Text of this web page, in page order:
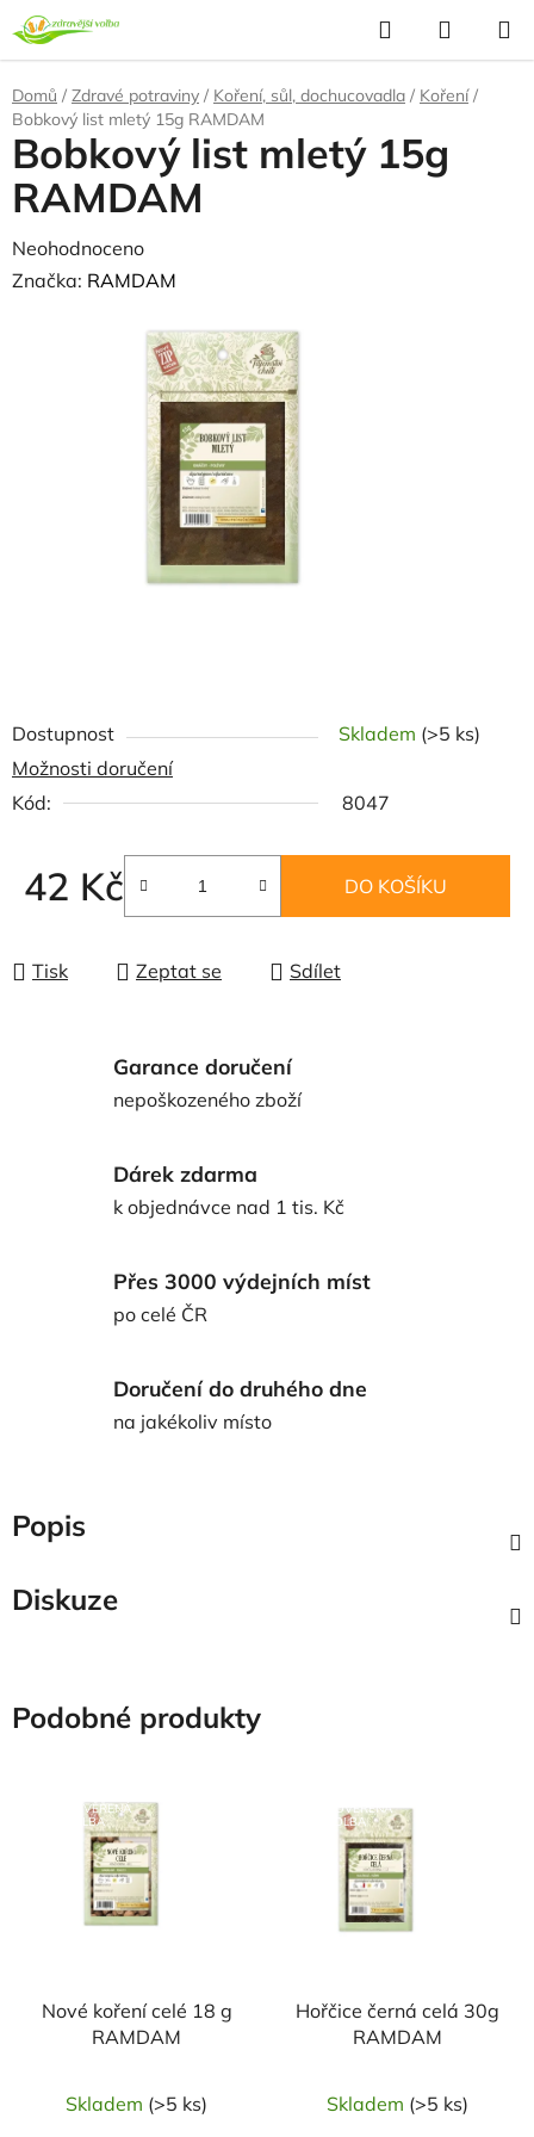
Přejít
na
obsah
Hledat
KOŠÍK
Domů / Zdravé potraviny / Koření, sůl, dochucovadla / Koření /
Bobkový list mletý 15g RAMDAM
Dostupnost Skladem (>5 ks)
Možnosti doručení
Kód:
8047
42 Kč
Měrná cena:
DO KOŠÍKU
Tisk Zeptat se Sdílet
Bobkový list mletý 15g
RAMDAM
Průměrné
hodnocení
Neohodnoceno
Značka: RAMDAM
Garance doručení
nepoškozeného zboží
Dárek zdarma
k objednávce nad 1 tis. Kč
Přes 3000 výdejních míst
po celé ČR
Doručení do druhého dne
na jakékoliv místo
Popis
Diskuze
Podobné produkty
NAŠE OVĚŘENÁ
VOLBA
Nové koření celé 18 g
RAMDAM
Skladem (>5 ks)
NAŠE OVĚŘENÁ
VOLBA
Hořčice černá celá 30g
RAMDAM
Skladem (>5 ks)